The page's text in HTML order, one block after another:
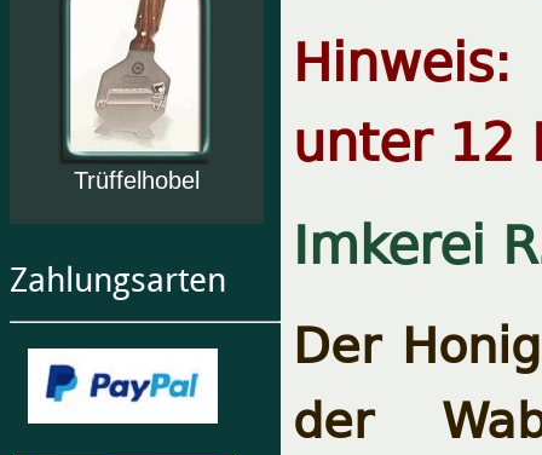
Trüffelhobel
Zahlungsarten
unter 12
Imkerei
Der
der